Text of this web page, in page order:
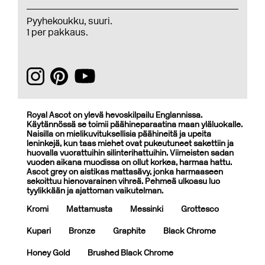
Pyyhekoukku, suuri.
1 per pakkaus.
Royal Ascot on ylevä hevoskilpailu Englannissa.
Käytännössä se toimii päähineparaatina maan yläluokalle.
Naisilla on mielikuvituksellisia päähineitä ja upeita
leninkejä, kun taas miehet ovat pukeutuneet sakettiin ja
huovalla vuorattuihin silinterihattuihin. Viimeisten sadan
vuoden aikana muodissa on ollut korkea, harmaa hattu.
Ascot grey on aistikas mattasävy, jonka harmaaseen
sekoittuu hienovarainen vihreä. Pehmeä ulkoasu luo
tyylikkään ja ajattoman vaikutelman.
Kromi
Mattamusta Messinki Grottesco
Kupari Bronze Graphite Black Chrome
Honey Gold Brushed Black Chrome